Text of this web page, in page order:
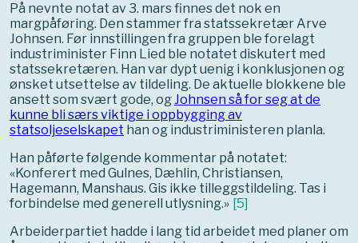
På nevnte notat av 3. mars finnes det nok en
margpåføring. Den stammer fra statssekretær Arve
Johnsen. Før innstillingen fra gruppen ble forelagt
industriminister Finn Lied ble notatet diskutert med
statssekretæren. Han var dypt uenig i konklusjonen og
ønsket utsettelse av tildeling. De aktuelle blokkene ble
ansett som svært gode, ogJohnsen så for seg at de
kunne bli særs viktige i oppbygging av
statsoljeselskapet han og industriministeren planla.
Han påførte følgende kommentar på notatet:
«Konferert med Gulnes, Dæhlin, Christiansen,
Hagemann, Manshaus. Gis ikke tilleggstildeling. Tas i
forbindelse med generell utlysning.» [5]
Arbeiderpartiet hadde i lang tid arbeidet med planer om